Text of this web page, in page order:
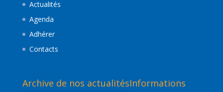
Actualités
Agenda
Adhérer
Contacts
Archive de nos actualitésInformations